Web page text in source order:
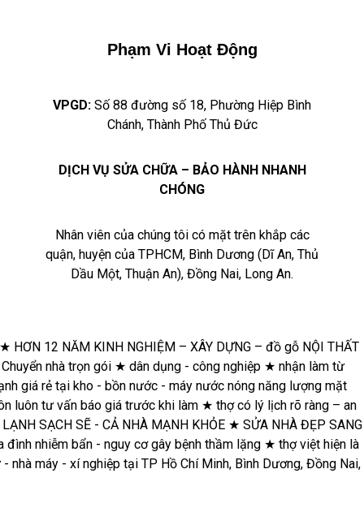
Phạm Vi Hoạt Động
VPGD: Số 88 đường số 18, Phường Hiệp Bình
Chánh, Thành Phố Thủ Đức
DỊCH VỤ SỬA CHỮA – BẢO HÀNH NHANH
CHÓNG
Nhân viên của chúng tôi có mặt trên khắp các
quận, huyện của TPHCM, Bình Dương (Dĩ An, Thủ
Dầu Một, Thuận An), Đồng Nai, Long An.
KINH NGHIỆM – XÂY DỰNG – đồ gỗ NỘI THẤT – ĐIỆN NƯỚC
- công nghiệp★nhận làm từ những việc nhỏ nhất★cung
năng lượng mặt trời - thiết bị vệ sinh giá rẻ tại kho★luôn
– an toàn cho gia đình bạn★VỆ SINH MÁY LẠNH SẠCH SẼ
PHÍ NHẸ NHÀNG★ Bồn nước gia đình nhiễm bẩn - nguy cơ gây
nhà - chung cư - nhà máy - xí nghiệp tại TP Hồ Chí Minh,